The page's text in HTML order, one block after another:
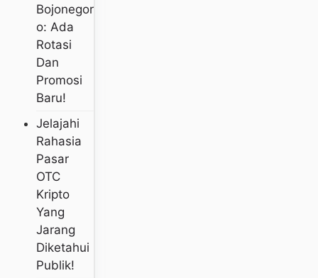
Bojonegor
O: Ada
Rotasi
Dan
Promosi
Baru!
Jelajahi
Rahasia
Pasar
OTC
Kripto
Yang
Jarang
Diketahui
Publik!